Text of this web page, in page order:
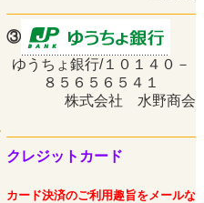
③
ゆうちょ銀行/１０１４０－
８５６５６５４１
株式会社 水野商会
クレジットカード
カード決済のご利用趣旨をメールな